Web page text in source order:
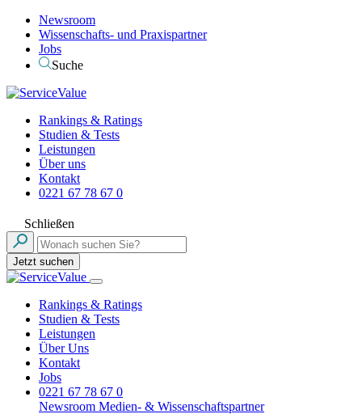
Newsroom
Wissenschafts- und Praxispartner
Jobs
Suche
Rankings & Ratings
Studien & Tests
Leistungen
Über uns
Kontakt
0221 67 78 67 0
Schließen
Jetzt suchen
Rankings & Ratings
Studien & Tests
Leistungen
Über Uns
Kontakt
Jobs
0221 67 78 67 0
Newsroom Medien- & Wissenschaftspartner